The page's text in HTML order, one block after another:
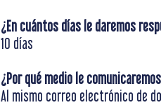
¿En cuántos días le daremos
10 días
¿Por qué medio le
Al mismo correo electrónico de